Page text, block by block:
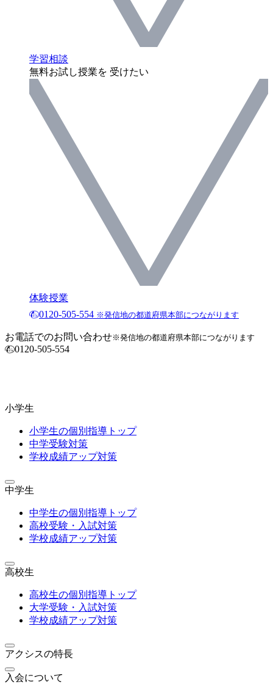
学習相談
無料お試し授業を 受けたい
体験授業
0120-505-554 ※発信地の都道府県本部につながります
お電話でのお問い合わせ※発信地の都道府県本部につながります
0120-505-554
小学生
小学生の個別指導トップ
中学受験対策
学校成績アップ対策
中学生
中学生の個別指導トップ
高校受験・入試対策
学校成績アップ対策
高校生
高校生の個別指導トップ
大学受験・入試対策
学校成績アップ対策
アクシスの特長
入会について